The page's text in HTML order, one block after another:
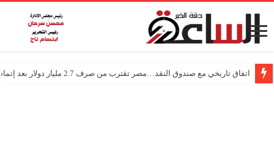
اتفاق تاريخي مع صندوق النقد…مصر تقترب من صرف 2.7 مليار دولار بعد إتمام المراجعتين